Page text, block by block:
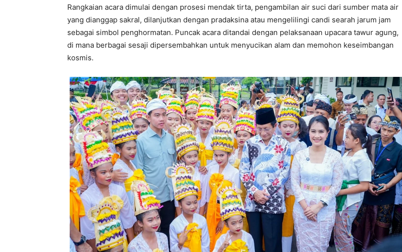
Rangkaian acara dimulai dengan prosesi mendak tirta, pengambilan air suci dari sumber mata air
yang dianggap sakral, dilanjutkan dengan pradaksina atau mengelilingi candi searah jarum jam
sebagai simbol penghormatan. Puncak acara ditandai dengan pelaksanaan upacara tawur agung,
di mana berbagai sesaji dipersembahkan untuk menyucikan alam dan memohon keseimbangan
kosmis.